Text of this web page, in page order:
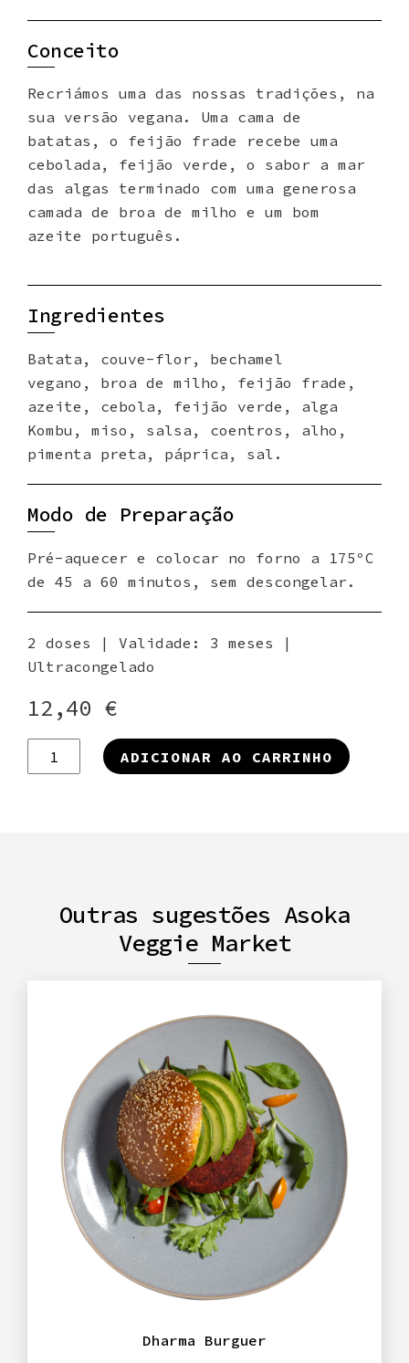
Conceito
Recriámos uma das nossas tradições, na
sua versão vegana. Uma cama de
batatas, o feijão frade recebe uma
cebolada, feijão verde, o sabor a mar
das algas terminado com uma generosa
camada de broa de milho e um bom
azeite português.
Ingredientes
Batata, couve-flor, bechamel
vegano, broa de milho, feijão frade,
azeite, cebola, feijão verde, alga
Kombu, miso, salsa, coentros, alho,
pimenta preta, páprica, sal.
Modo de Preparação
Pré-aquecer e colocar no forno a 175ºC
de 45 a 60 minutos, sem descongelar.
2 doses | Validade: 3 meses |
Ultracongelado
12,40 €
Quantidade
de
ADICIONAR AO CARRINHO
Outras sugestões Asoka
Veggie Market
Dharma Burguer